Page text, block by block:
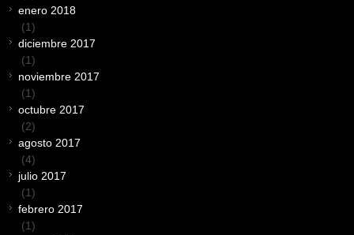
enero 2018
(1)
diciembre 2017
(1)
noviembre 2017
(1)
octubre 2017
(2)
agosto 2017
(4)
julio 2017
(1)
febrero 2017
(1)